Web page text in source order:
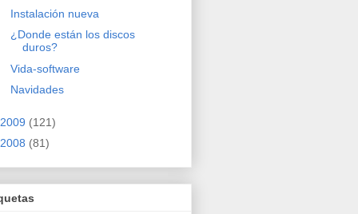
Instalación nueva
¿Donde están los discos
duros?
Vida-software
Navidades
2009 (121)
2008 (81)